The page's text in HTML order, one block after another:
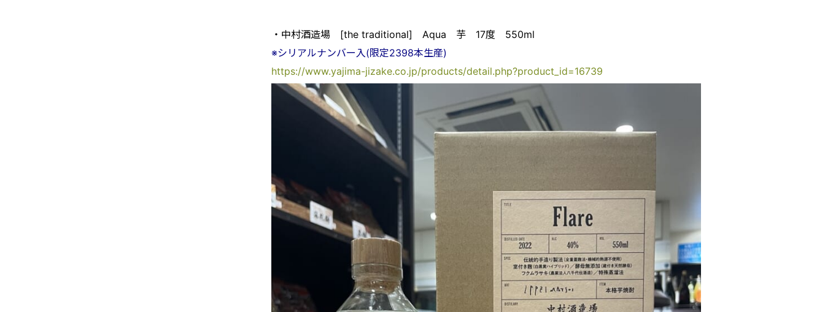
・中村酒造場 [the traditional] Aqua 芋 17度 550ml
※シリアルナンバー入(限定2398本生産)
https://www.yajima-jizake.co.jp/products/detail.php?product_id=16739